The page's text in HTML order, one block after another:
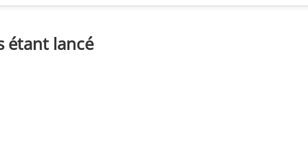
étant lancé